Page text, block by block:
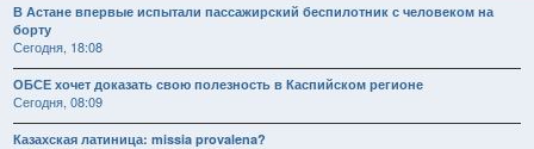
В Астане впервые испытали пассажирский беспилотник с человеком на
борту
Сегодня, 18:08
ОБСЕ хочет доказать свою полезность в Каспийском регионе
Сегодня, 08:09
Казахская латиница: missia provalena?